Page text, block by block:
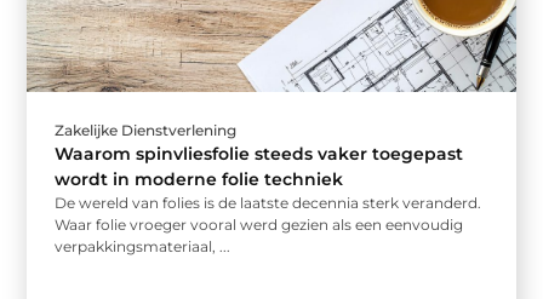
Zakelijke Dienstverlening
Waarom spinvliesfolie steeds vaker toegepast
wordt in moderne folie techniek
De wereld van folies is de laatste decennia sterk veranderd.
Waar folie vroeger vooral werd gezien als een eenvoudig
verpakkingsmateriaal, ...